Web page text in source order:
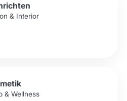
& Interior
& Wellness